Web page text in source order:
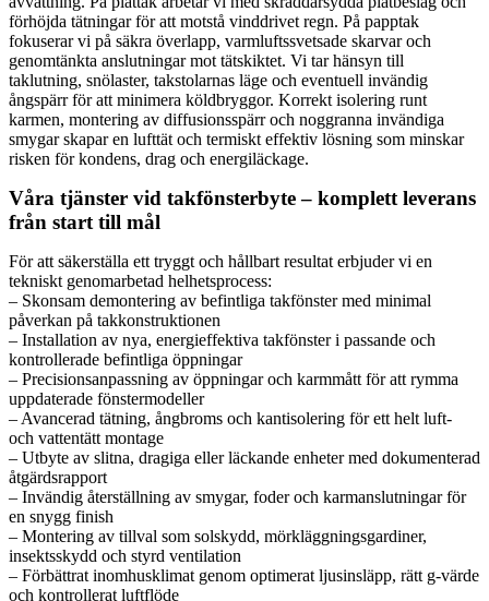
förhöjda tätningar för att motstå vinddrivet regn. På papptak
fokuserar vi på säkra överlapp, varmluftssvetsade skarvar och
genomtänkta anslutningar mot tätskiktet. Vi tar hänsyn till
taklutning, snölaster, takstolarnas läge och eventuell invändig
ångspärr för att minimera köldbryggor. Korrekt isolering runt
karmen, montering av diffusionsspärr och noggranna invändiga
smygar skapar en lufttät och termiskt effektiv lösning som minskar
risken för kondens, drag och energiläckage.
Våra tjänster vid takfönsterbyte – komplett leverans
från start till mål
För att säkerställa ett tryggt och hållbart resultat erbjuder vi en
tekniskt genomarbetad helhetsprocess:
– Skonsam demontering av befintliga takfönster med minimal
påverkan på takkonstruktionen
– Installation av nya, energieffektiva takfönster i passande och
kontrollerade befintliga öppningar
– Precisionsanpassning av öppningar och karmmått för att rymma
uppdaterade fönstermodeller
– Avancerad tätning, ångbroms och kantisolering för ett helt luft-
och vattentätt montage
– Utbyte av slitna, dragiga eller läckande enheter med dokumenterad
åtgärdsrapport
– Invändig återställning av smygar, foder och karmanslutningar för
en snygg finish
– Montering av tillval som solskydd, mörkläggningsgardiner,
insektsskydd och styrd ventilation
– Förbättrat inomhusklimat genom optimerat ljusinsläpp, rätt g-värde
och kontrollerat luftflöde